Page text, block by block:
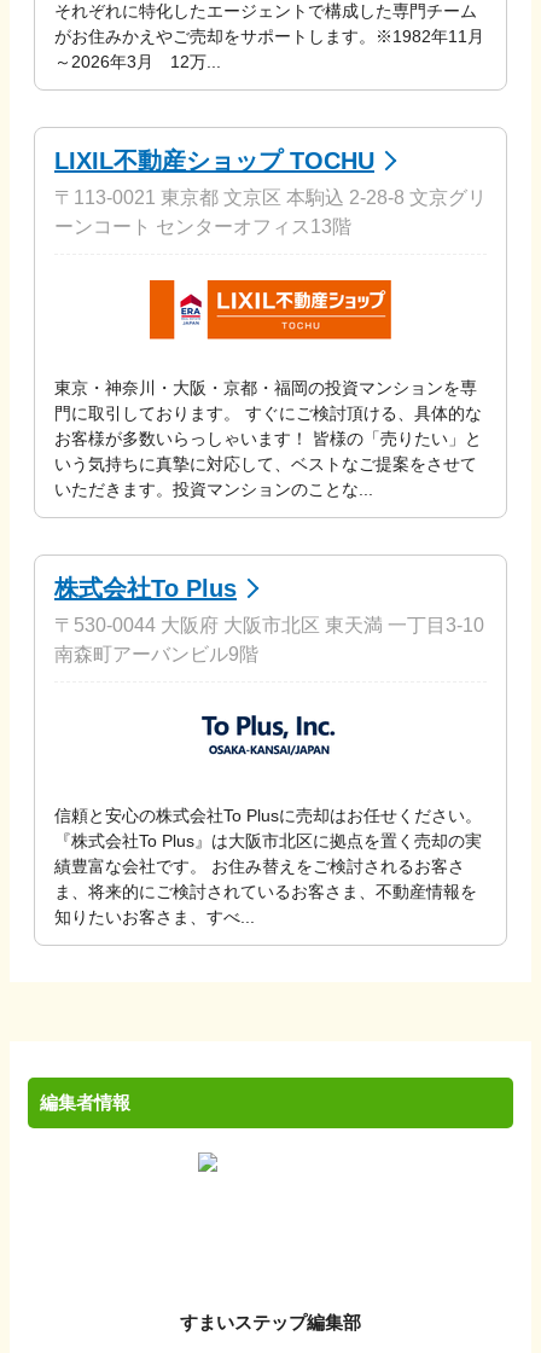
それぞれに特化したエージェントで構成した専門チーム
がお住みかえやご売却をサポートします。※1982年11月
～2026年3月 12万...
LIXIL不動産ショップ TOCHU
〒113-0021 東京都 文京区 本駒込 2-28-8 文京グリ
ーンコート センターオフィス13階
東京・神奈川・大阪・京都・福岡の投資マンションを専
門に取引しております。 すぐにご検討頂ける、具体的な
お客様が多数いらっしゃいます！ 皆様の「売りたい」と
いう気持ちに真摯に対応して、ベストなご提案をさせて
いただきます。投資マンションのことな...
株式会社To Plus
〒530-0044 大阪府 大阪市北区 東天満 一丁目3-10
南森町アーバンビル9階
信頼と安心の株式会社To Plusに売却はお任せください。
『株式会社To Plus』は大阪市北区に拠点を置く売却の実
績豊富な会社です。 お住み替えをご検討されるお客さ
ま、将来的にご検討されているお客さま、不動産情報を
知りたいお客さま、すべ...
編集者情報
すまいステップ編集部